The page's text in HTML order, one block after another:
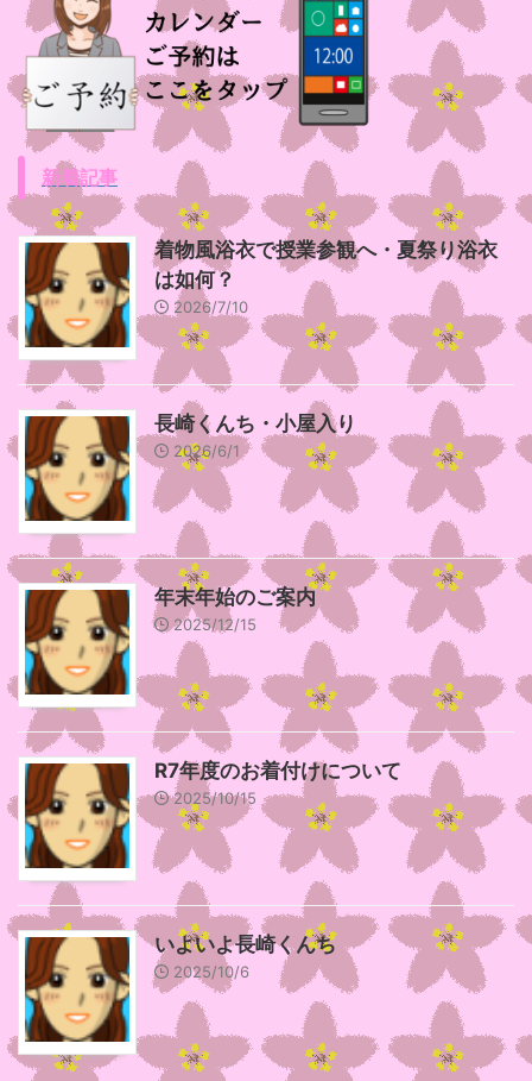
新着記事
着物風浴衣で授業参観へ・夏祭り浴衣
は如何？
2026/7/10
長崎くんち・小屋入り
2026/6/1
年末年始のご案内
2025/12/15
R7年度のお着付けについて
2025/10/15
いよいよ長崎くんち
2025/10/6